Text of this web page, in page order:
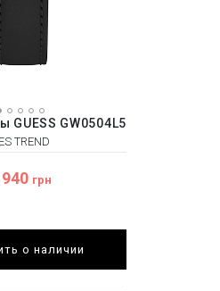
GUESS GW0504L5
TREND
грн
о наличии